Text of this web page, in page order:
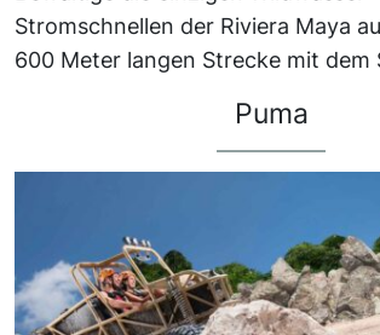
Stromschnellen der Riviera Maya
600 Meter langen Strecke mit dem
Puma